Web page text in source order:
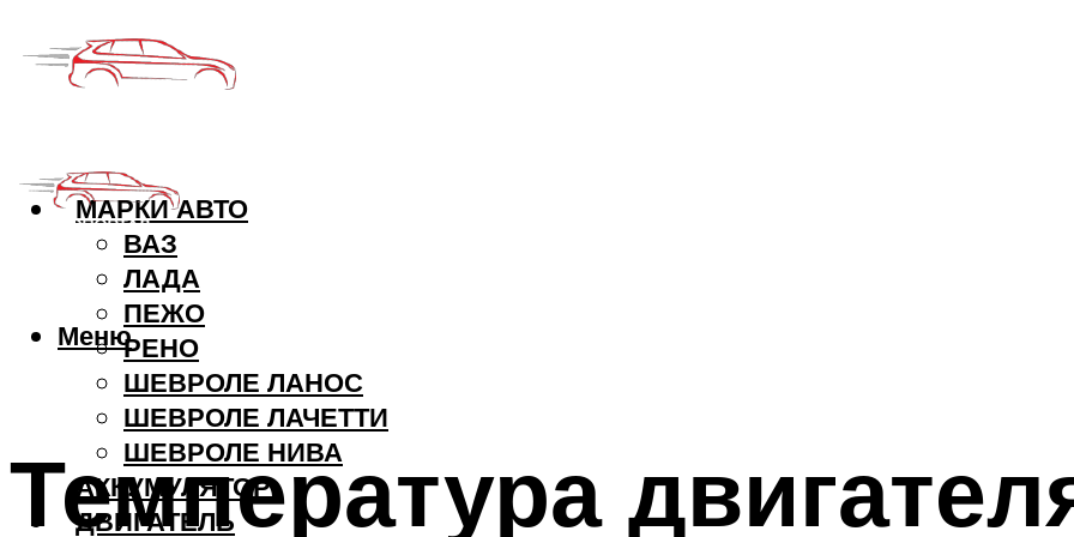
МАРКИ АВТО
ВАЗ
ЛАДА
ПЕЖО
РЕНО
ШЕВРОЛЕ ЛАНОС
ШЕВРОЛЕ ЛАЧЕТТИ
ШЕВРОЛЕ НИВА
АККУМУЛЯТОР
ДВИГАТЕЛЬ
Меню
Температура